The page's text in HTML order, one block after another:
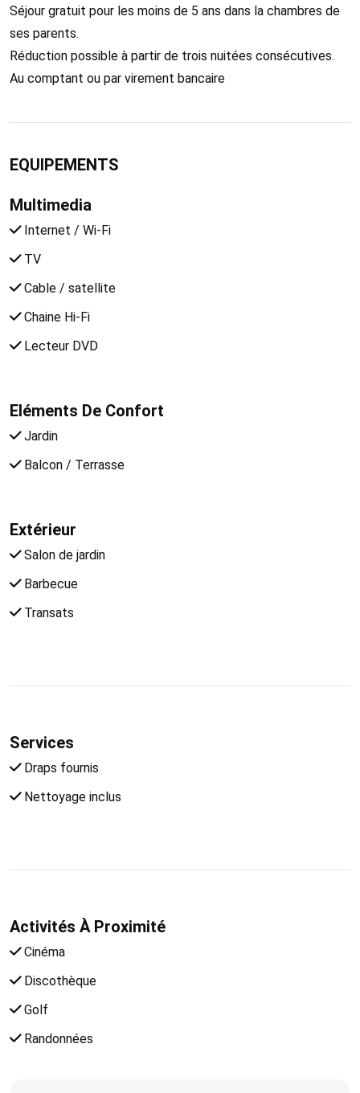
Séjour gratuit pour les moins de 5 ans dans la chambres de
ses parents.
Réduction possible à partir de trois nuitées consécutives.
Au comptant ou par virement bancaire
EQUIPEMENTS
Multimedia
Internet / Wi-Fi
TV
Cable / satellite
Chaine Hi-Fi
Lecteur DVD
Eléments De Confort
Jardin
Balcon / Terrasse
Extérieur
Salon de jardin
Barbecue
Transats
Services
Draps fournis
Nettoyage inclus
Activités À Proximité
Cinéma
Discothèque
Golf
Randonnées